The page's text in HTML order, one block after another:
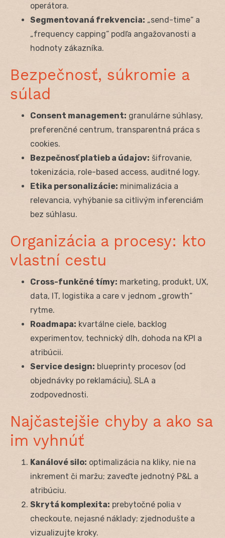
operátora.
Segmentovaná frekvencia: „send-time“ a
„frequency capping“ podľa angažovanosti a
hodnoty zákazníka.
Bezpečnosť, súkromie a
súlad
Consent management: granulárne súhlasy,
preferenčné centrum, transparentná práca s
cookies.
Bezpečnosť platieb a údajov: šifrovanie,
tokenizácia, role-based access, auditné logy.
Etika personalizácie: minimalizácia a
relevancia, vyhýbanie sa citlivým inferenciám
bez súhlasu.
Organizácia a procesy: kto
vlastní cestu
Cross-funkčné tímy: marketing, produkt, UX,
data, IT, logistika a care v jednom „growth“
rytme.
Roadmapa: kvartálne ciele, backlog
experimentov, technický dlh, dohoda na KPI a
atribúcii.
Service design: blueprinty procesov (od
objednávky po reklamáciu), SLA a
zodpovednosti.
Najčastejšie chyby a ako sa
im vyhnúť
Kanálové silo: optimalizácia na kliky, nie na
inkrement či maržu; zaveďte jednotný P&L a
atribúciu.
Skrytá komplexita: prebytočné polia v
checkoute, nejasné náklady; zjednodušte a
vizualizujte kroky.